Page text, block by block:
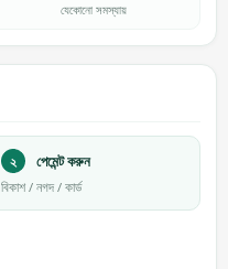
যেকোনো সমস্যায়
২ পেমেন্ট করুন
বিকাশ / নগদ / কার্ড